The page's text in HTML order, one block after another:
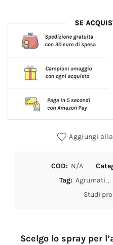
Aggiungi
COD: N/A
Tag: Agrumati ,
Studi
Scelgo lo spray per